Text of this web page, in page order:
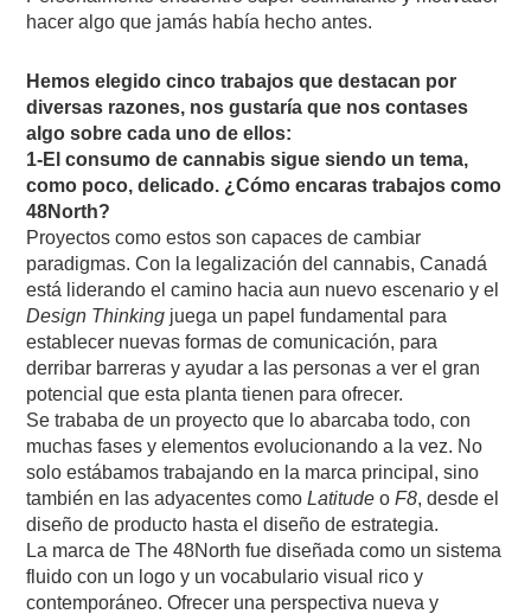
hacer algo que jamás había hecho antes.
Hemos elegido cinco trabajos que destacan por
diversas razones, nos gustaría que nos contases
algo sobre cada uno de ellos:
1-El consumo de cannabis sigue siendo un tema,
como poco, delicado. ¿Cómo encaras trabajos como
48North?
Proyectos como estos son capaces de cambiar
paradigmas. Con la legalización del cannabis, Canadá
está liderando el camino hacia aun nuevo escenario y el
Design Thinking juega un papel fundamental para
establecer nuevas formas de comunicación, para
derribar barreras y ayudar a las personas a ver el gran
potencial que esta planta tienen para ofrecer.
Se trababa de un proyecto que lo abarcaba todo, con
muchas fases y elementos evolucionando a la vez. No
solo estábamos trabajando en la marca principal, sino
también en las adyacentes como Latitude oF8, desde el
diseño de producto hasta el diseño de estrategia.
La marca de The 48North fue diseñada como un sistema
fluido con un logo y un vocabulario visual rico y
contemporáneo. Ofrecer una perspectiva nueva y